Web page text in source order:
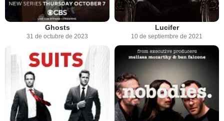
Ghosts
31 de octubre de 2023
Lucifer
10 de septiembre de 2021